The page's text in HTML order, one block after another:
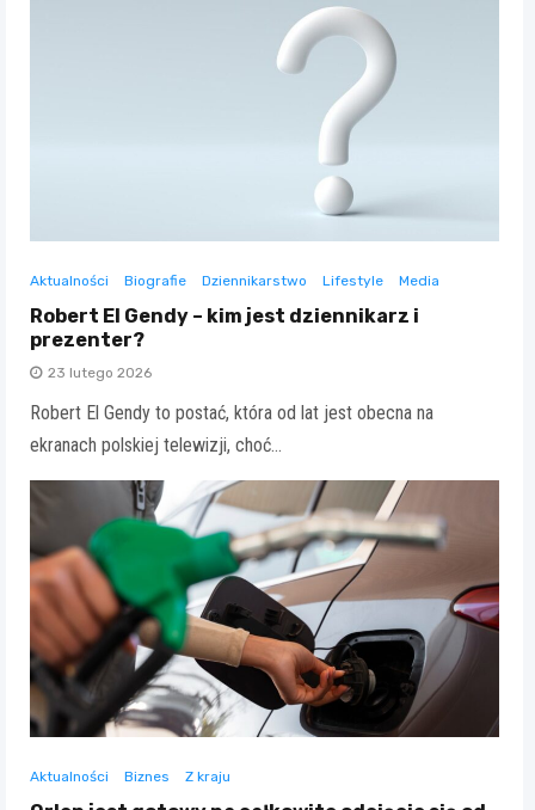
Aktualności Biografie Dziennikarstwo Lifestyle Media
Robert El Gendy – kim jest dziennikarz i
prezenter?
23 lutego 2026
Robert El Gendy to postać, która od lat jest obecna na
ekranach polskiej telewizji, choć…
Aktualności Biznes Z kraju